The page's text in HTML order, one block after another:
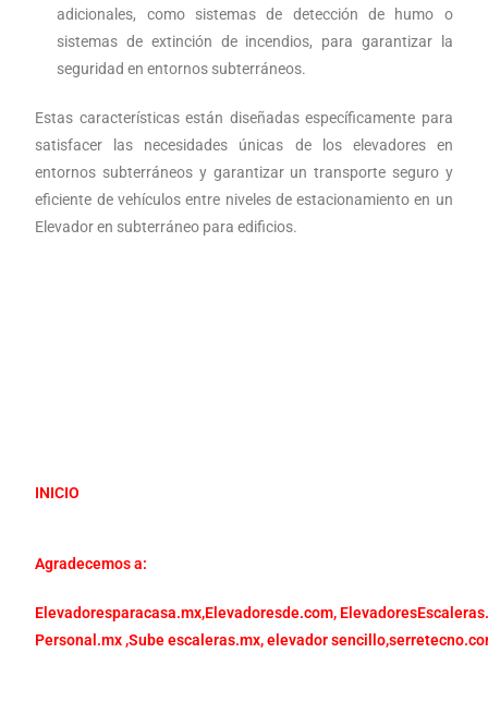
adicionales, como sistemas de detección de humo o
sistemas de extinción de incendios, para garantizar la
seguridad en entornos subterráneos.
Estas características están diseñadas específicamente para
satisfacer las necesidades únicas de los elevadores en
entornos subterráneos y garantizar un transporte seguro y
eficiente de vehículos entre niveles de estacionamiento en un
Elevador en subterráneo para edificios.
INICIO
Agradecemos a:
Elevadoresparacasa.mx,Elevadoresde.com,
Personal.mx ,Sube escaleras.mx,elevador sencillo,